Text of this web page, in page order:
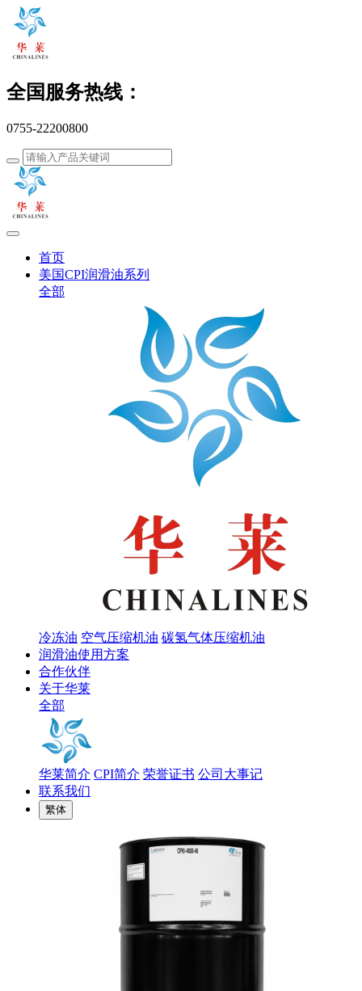
全国服务热线：
0755-22200800
首页
美国CPI润滑油系列
全部
冷冻油 空气压缩机油 碳氢气体压缩机油
润滑油使用方案
合作伙伴
关于华莱
全部
华莱简介 CPI简介 荣誉证书 公司大事记
联系我们
繁体